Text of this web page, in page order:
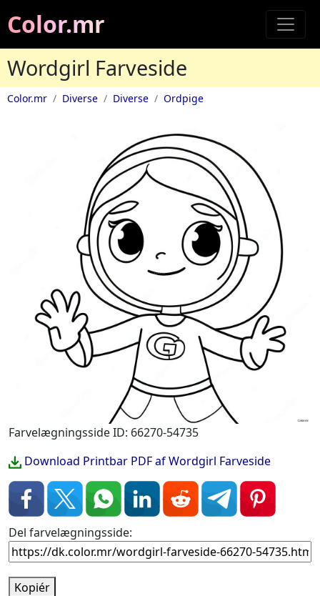
Color.mr
Wordgirl Farveside
Color.mr Diverse Diverse Ordpige
Farvelægningsside ID: 66270-54735
Download Printbar PDF af Wordgirl Farveside
Del farvelægningsside:
Kopiér